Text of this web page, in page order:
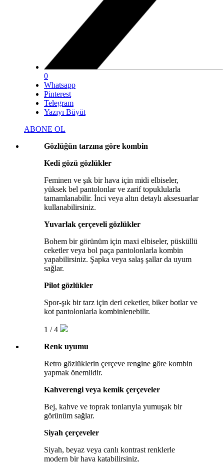
0
Whatsapp
Pinterest
Telegram
Yazıyı Büyüt
ABONE OL
Gözlüğün tarzına göre kombin
Kedi gözü gözlükler
Feminen ve şık bir hava için midi elbiseler,
yüksek bel pantolonlar ve zarif topuklularla
tamamlanabilir. İnci veya altın detaylı aksesuarlar
kullanabilirsiniz.
Yuvarlak çerçeveli gözlükler
Bohem bir görünüm için maxi elbiseler, püsküllü
ceketler veya bol paça pantolonlarla kombin
yapabilirsiniz. Şapka veya salaş şallar da uyum
sağlar.
Pilot gözlükler
Spor-şık bir tarz için deri ceketler, biker botlar ve
kot pantolonlarla kombinlenebilir.
1 / 4
Renk uyumu
Retro gözlüklerin çerçeve rengine göre kombin
yapmak önemlidir.
Kahverengi veya kemik çerçeveler
Bej, kahve ve toprak tonlarıyla yumuşak bir
görünüm sağlar.
Siyah çerçeveler
Siyah, beyaz veya canlı kontrast renklerle
modern bir hava katabilirsiniz.